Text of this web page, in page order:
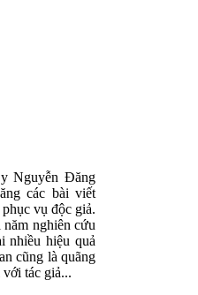
Nguyễn Đăng
các bài viết
vụ độc giả.
nghiên cứu
nhiều hiệu quả
cũng là quãng
tác giả...